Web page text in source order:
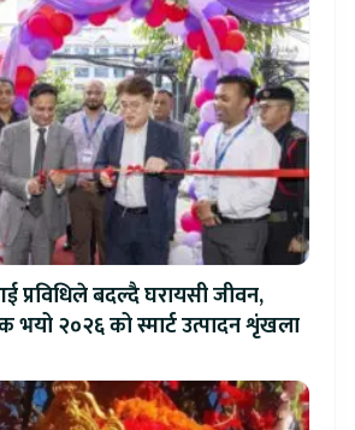
बदल्दै घरायसी जीवन,
भयो २०२६ को स्मार्ट उत्पादन शृंखला